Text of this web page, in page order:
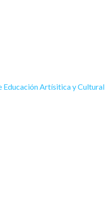
Educación Artísitica y Cultural